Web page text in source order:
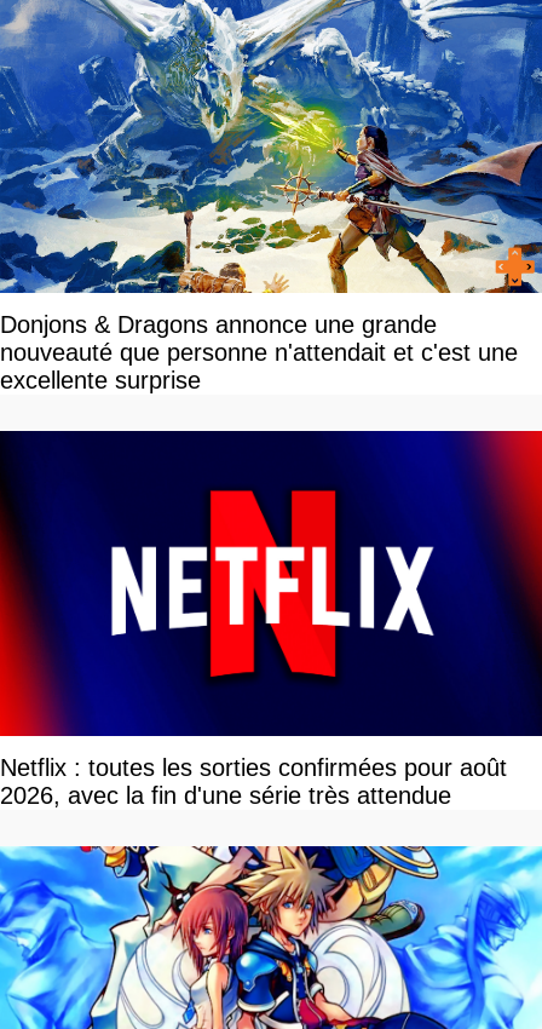
Donjons & Dragons annonce une grande
nouveauté que personne n'attendait et c'est une
excellente surprise
Netflix : toutes les sorties confirmées pour août
2026, avec la fin d'une série très attendue